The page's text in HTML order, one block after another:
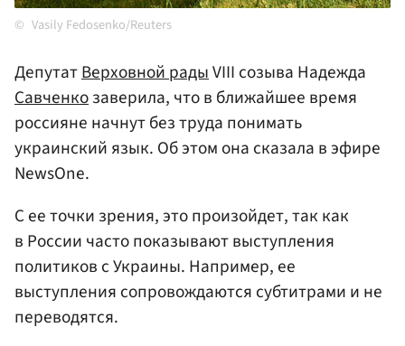
Vasily Fedosenko/Reuters
ДепутатВерховной радыVIII созыва Надежда
Савченкозаверила, что в ближайшее время
россияне начнут без труда понимать
украинский язык. Об этом она сказала в эфире
NewsOne.
С ее точки зрения, это произойдет, так как
в России часто показывают выступления
политиков с Украины. Например, ее
выступления сопровождаются субтитрами и не
переводятся.